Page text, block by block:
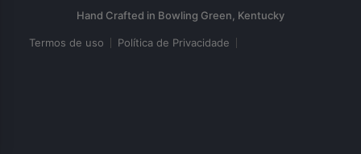
Termos de uso Política de Privacidade